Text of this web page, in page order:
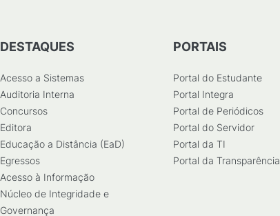
DESTAQUES
Acesso a Sistemas
Auditoria Interna
Concursos
Editora
Educação a Distância (EaD)
Egressos
Acesso à Informação
Núcleo de Integridade e
Governança
PORTAIS
Portal do Estudante
Portal Integra
Portal de Periódicos
Portal do Servidor
Portal da TI
Portal da Transparência